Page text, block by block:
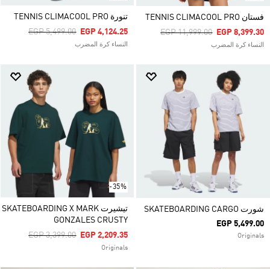
فستان TENNIS CLIMACOOL PRO
Price Reduced From
EGP 11,999.00ToEGP 8,399.30
النساء كرة المضرب
تنورة TENNIS CLIMACOOL PRO
Price Reduced From
EGP 5,499.00ToEGP 4,124.25
النساء كرة المضرب
شورت SKATEBOARDING CARGO
EGP 5,499.00
Originals
-35%
تيشيرت SKATEBOARDING X MARK
GONZALES CRUSTY
Price Reduced From
EGP 3,399.00ToEGP 2,209.35
Originals